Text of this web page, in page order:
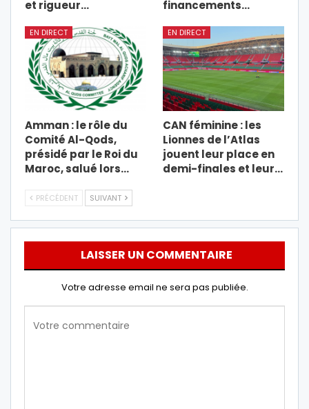
et rigueur…
financements…
EN DIRECT
Amman : le rôle du
Comité Al-Qods,
présidé par le Roi du
Maroc, salué lors…
EN DIRECT
CAN féminine : les
Lionnes de l’Atlas
jouent leur place en
demi-finales et leur…
PRÉCÉDENT SUIVANT
LAISSER UN COMMENTAIRE
Votre adresse email ne sera pas publiée.